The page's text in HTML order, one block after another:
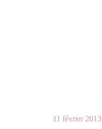
11 février 2013